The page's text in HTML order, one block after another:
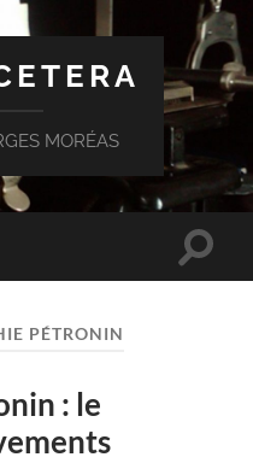
MORÉAS
Toggle
PÉTRONIN
: le